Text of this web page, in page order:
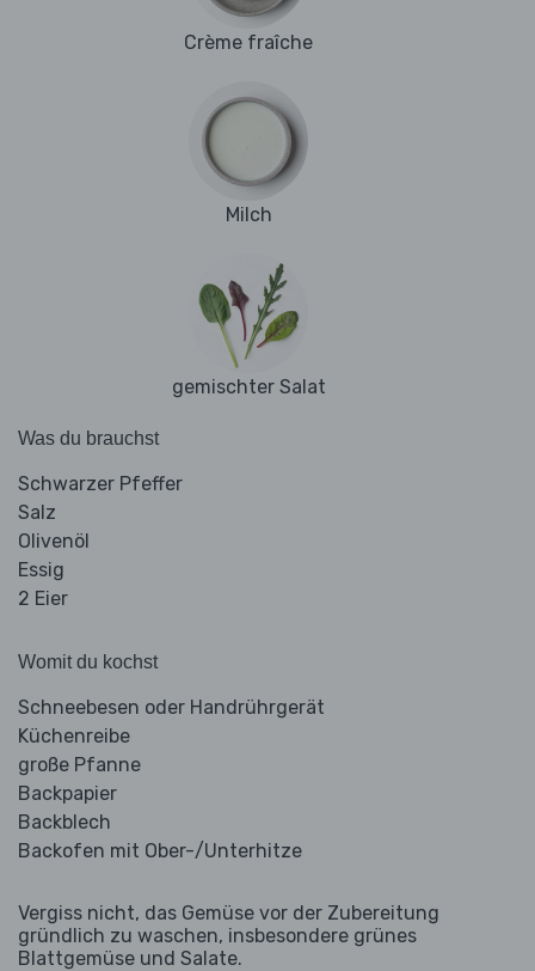
Crème fraîche
Milch
gemischter Salat
Was du brauchst
Schwarzer Pfeffer
Salz
Olivenöl
Essig
2 Eier
Womit du kochst
Schneebesen oder Handrührgerät
Küchenreibe
große Pfanne
Backpapier
Backblech
Backofen mit Ober-/Unterhitze
Vergiss nicht, das Gemüse vor der Zubereitung
gründlich zu waschen, insbesondere grünes
Blattgemüse und Salate.